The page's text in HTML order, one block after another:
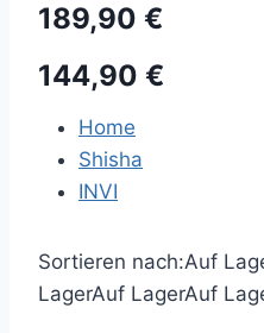
189,90 €
144,90 €
Home
Shisha
INVI
Sortieren nach:Auf
LagerAuf LagerAuf